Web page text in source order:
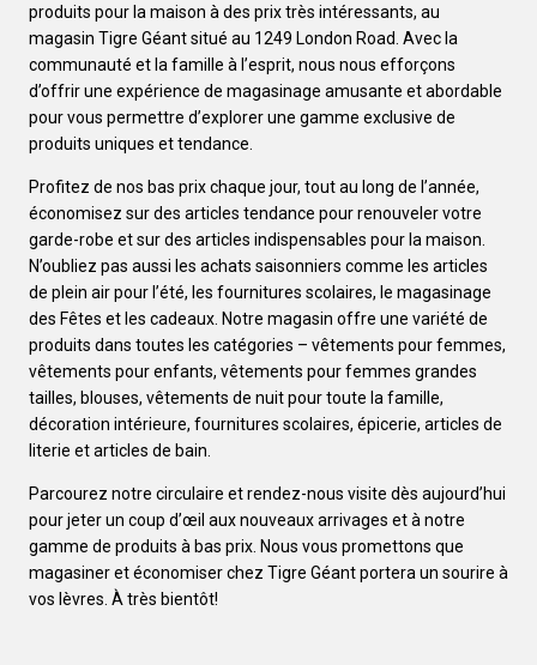
produits pour la maison à des prix très intéressants, au
magasin Tigre Géant situé au 1249 London Road. Avec la
communauté et la famille à l’esprit, nous nous efforçons
d’offrir une expérience de magasinage amusante et abordable
pour vous permettre d’explorer une gamme exclusive de
produits uniques et tendance.
Profitez de nos bas prix chaque jour, tout au long de l’année,
économisez sur des articles tendance pour renouveler votre
garde-robe et sur des articles indispensables pour la maison.
N’oubliez pas aussi les achats saisonniers comme les articles
de plein air pour l’été, les fournitures scolaires, le magasinage
des Fêtes et les cadeaux. Notre magasin offre une variété de
produits dans toutes les catégories – vêtements pour femmes,
vêtements pour enfants, vêtements pour femmes grandes
tailles, blouses, vêtements de nuit pour toute la famille,
décoration intérieure, fournitures scolaires, épicerie, articles de
literie et articles de bain.
Parcourez notre circulaire et rendez-nous visite dès aujourd’hui
pour jeter un coup d’œil aux nouveaux arrivages et à notre
gamme de produits à bas prix. Nous vous promettons que
magasiner et économiser chez Tigre Géant portera un sourire à
vos lèvres. À très bientôt!